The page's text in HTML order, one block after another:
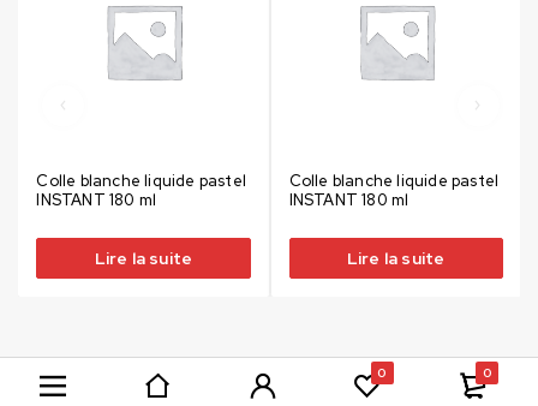
Colle blanche liquide pastel
INSTANT 180 ml
Lire la suite
Colle blanche liquide pastel
INSTANT 180 ml
Lire la suite
0 0